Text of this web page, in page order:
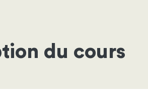
du cours